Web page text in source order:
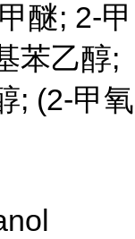
醚; 2-甲
苯乙醇;
; (2-甲氧